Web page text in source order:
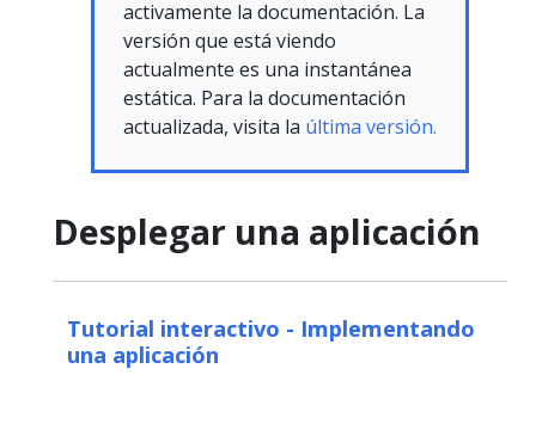
activamente la documentación. La
versión que está viendo
actualmente es una instantánea
estática. Para la documentación
actualizada, visita la última versión.
Desplegar una aplicación
Tutorial interactivo - Implementando
una aplicación